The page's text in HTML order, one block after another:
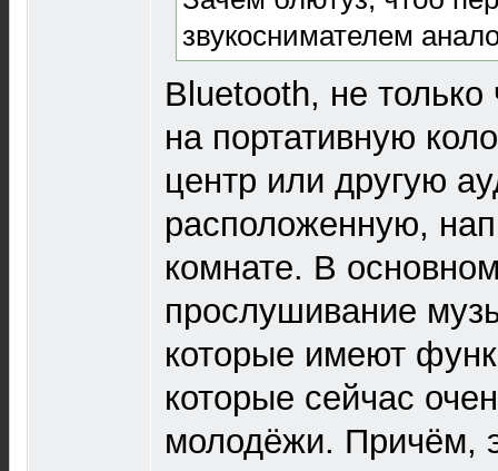
звукоснимателем
Bluetooth, не только
на портативную
центр или другую
расположенную,
комнате. В
прослушивание
которые имеют
которые сейчас
молодёжи. Причём,